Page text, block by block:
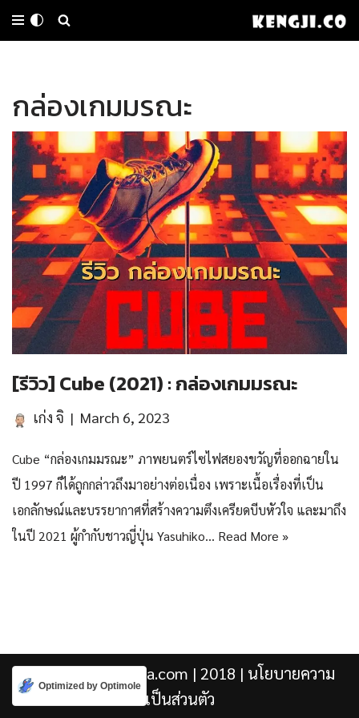
Skip
content
กล่องเกมมรณะ
[รีวิว] Cube (2021) : กล่องเกมมรณะ
เก่ง จิ March 6, 2023
Cube “กล่องเกมมรณะ” ภาพยนตร์ไซไฟสยองขวัญที่ออกฉายใน
ปี 1997 ก็ได้ถูกกล่าวถึงมาอย่างต่อเนื่อง เพราะเนื้อเรื่องที่เป็น
เอกลักษณ์และบรรยากาศที่สร้างความตึงเครียดบีบหัวใจ และมาถึง
ในปี 2021 ผู้กำกับชาวญี่ปุ่น Yasuhiko… Read More »
Kengji.co & Punjira.com | 2018 | นโยบายความ
เป็นส่วนตัว
Optimized by Optimole